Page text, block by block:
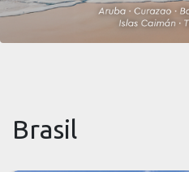
Brasil